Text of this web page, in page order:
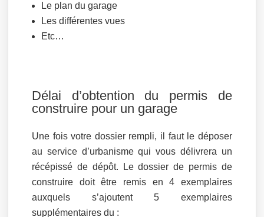
Le plan du garage
Les différentes vues
Etc…
Délai d’obtention du permis de
construire pour un garage
Une fois votre dossier rempli, il faut le déposer
au service d’urbanisme qui vous délivrera un
récépissé de dépôt. Le dossier de permis de
construire doit être remis en 4 exemplaires
auxquels s’ajoutent 5 exemplaires
supplémentaires du :